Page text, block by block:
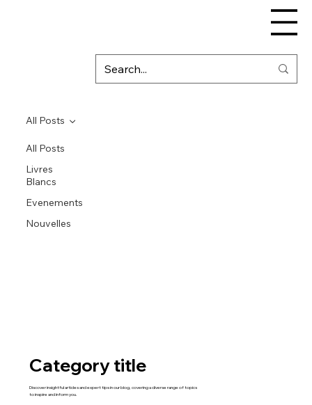
All Posts
Livres
Blancs
Evenements
Nouvelles
All Posts
Category title
Discover insightful articles and expert tips in our blog, covering a diverse range of topics
to inspire and inform you.